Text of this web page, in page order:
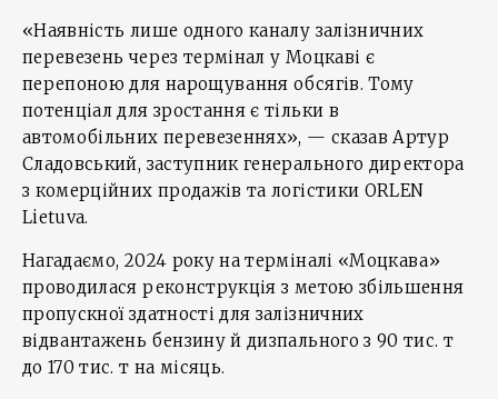
«Наявність лише одного каналу залізничних
перевезень через термінал у Моцкаві є
перепоною для нарощування обсягів. Тому
потенціал для зростання є тільки в
автомобільних перевезеннях», — сказав Артур
Сладовський, заступник генерального директора
з комерційних продажів та логістики ORLEN
Lietuva.
Нагадаємо, 2024 року на терміналі «Моцкава»
проводилася реконструкція з метою збільшення
пропускної здатності для залізничних
відвантажень бензину й дизпального з 90 тис. т
до 170 тис. т на місяць.